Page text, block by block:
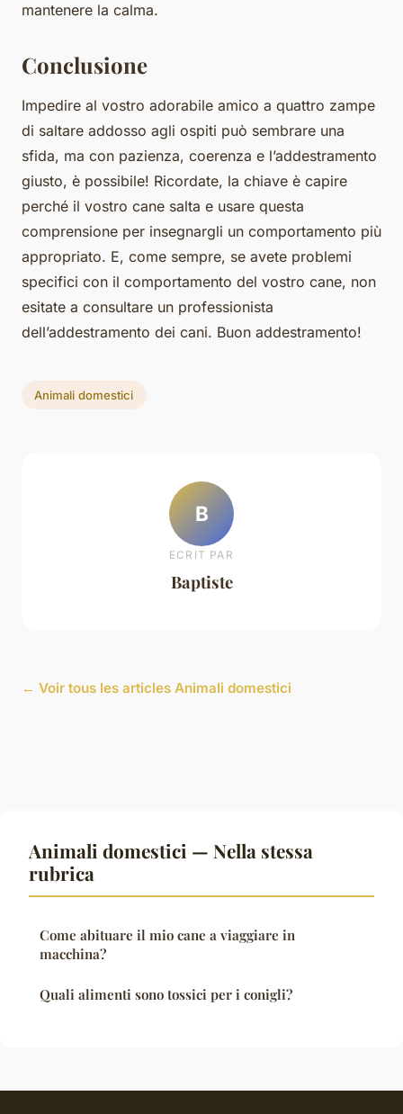
mantenere la calma.
Conclusione
Impedire al vostro adorabile amico a quattro zampe
di saltare addosso agli ospiti può sembrare una
sfida, ma con pazienza, coerenza e l’addestramento
giusto, è possibile! Ricordate, la chiave è capire
perché il vostro cane salta e usare questa
comprensione per insegnargli un comportamento più
appropriato. E, come sempre, se avete problemi
specifici con il comportamento del vostro cane, non
esitate a consultare un professionista
dell’addestramento dei cani. Buon addestramento!
Animali domestici
B
ECRIT PAR
Baptiste
← Voir tous les articles Animali domestici
Animali domestici — Nella stessa
rubrica
Come abituare il mio cane a viaggiare in
macchina?
Quali alimenti sono tossici per i conigli?